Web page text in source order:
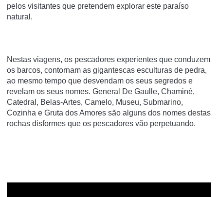
pelos visitantes que pretendem explorar este paraíso
natural.
Nestas viagens, os pescadores experientes que conduzem
os barcos, contornam as gigantescas esculturas de pedra,
ao mesmo tempo que desvendam os seus segredos e
revelam os seus nomes. General De Gaulle, Chaminé,
Catedral, Belas-Artes, Camelo, Museu, Submarino,
Cozinha e Gruta dos Amores são alguns dos nomes destas
rochas disformes que os pescadores vão perpetuando.